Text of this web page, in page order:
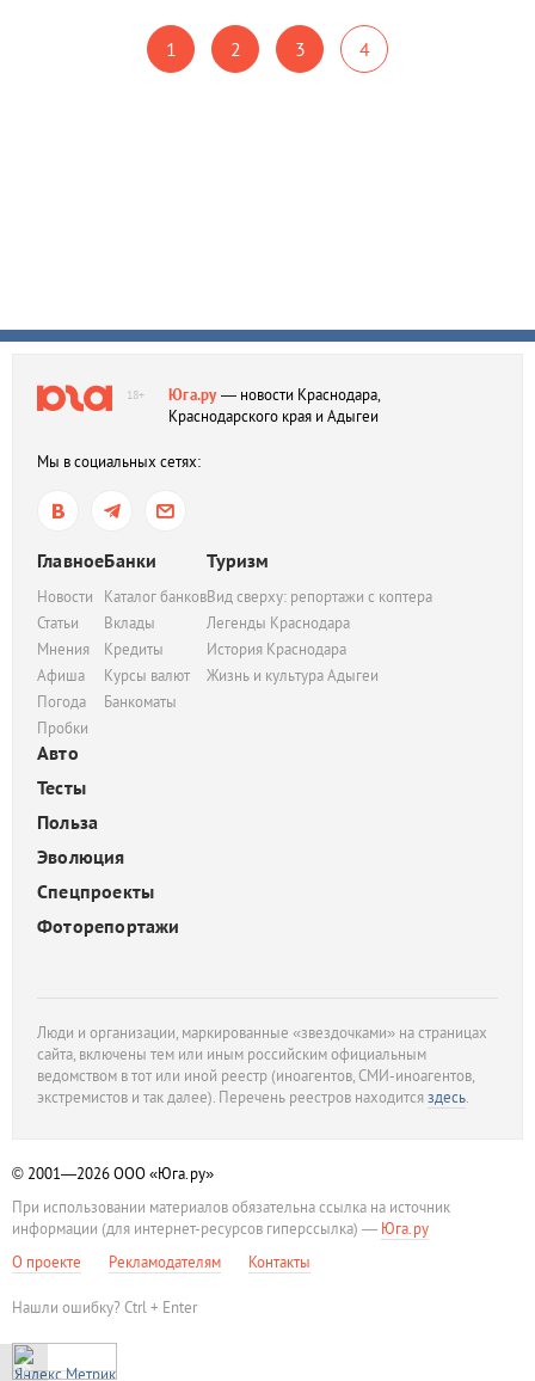
1 2 3 4
18+ Юга.ру— новости Краснодара,
Краснодарского края и Адыгеи
Мы в социальных сетях:
Главное
Новости
Статьи
Мнения
Афиша
Погода
Пробки
Банки
Каталог банков
Вклады
Кредиты
Курсы валют
Банкоматы
Туризм
Вид сверху: репортажи с коптера
Легенды Краснодара
История Краснодара
Жизнь и культура Адыгеи
Авто
Тесты
Польза
Эволюция
Спецпроекты
Фоторепортажи
Люди и организации, маркированные «звездочками» на страницах
сайта, включены тем или иным российским официальным
ведомством в тот или иной реестр (иноагентов, СМИ-иноагентов,
экстремистов и так далее). Перечень реестров находитсяздесь.
© 2001—2026ООО «Юга.ру»
При использовании материалов обязательна ссылка на источник
информации (для интернет-ресурсов гиперссылка) — Юга.ру
О проекте
Рекламодателям Контакты
Нашли ошибку? Ctrl + Enter